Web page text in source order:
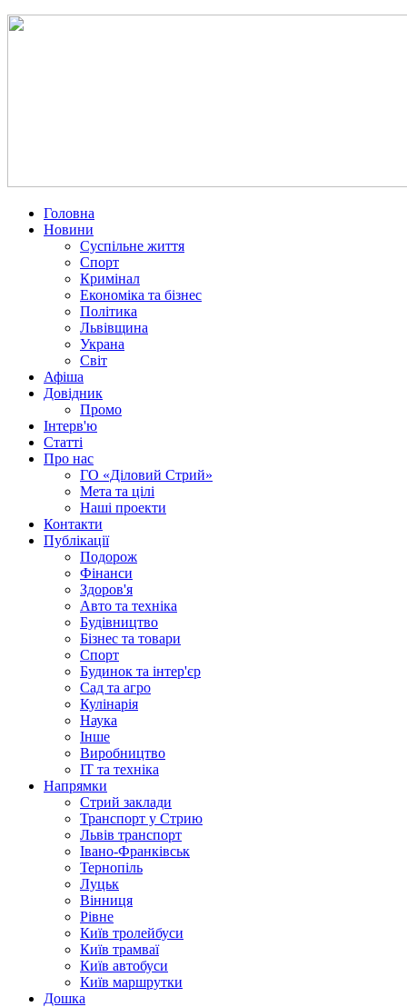
Головна
Новини
Суспільне життя
Спорт
Кримінал
Економіка та бізнес
Політика
Львівщина
Украна
Світ
Афіша
Довідник
Промо
Інтерв'ю
Статті
Про нас
ГО «Діловий Стрий»
Мета та цілі
Наші проекти
Контакти
Публікації
Подорож
Фінанси
Здоров'я
Авто та техніка
Будівництво
Бізнес та товари
Спорт
Будинок та інтер'єр
Сад та агро
Кулінарія
Наука
Інше
Виробництво
IT та техніка
Напрямки
Стрий заклади
Транспорт у Стрию
Львів транспорт
Івано-Франківськ
Тернопіль
Луцьк
Вінниця
Рівне
Київ тролейбуси
Київ трамваї
Київ автобуси
Київ маршрутки
Дошка